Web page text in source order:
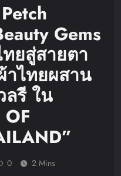
Gems
ยสู่สายตา
าไทยผสาน
ลรี ใน
OF
0 2 Mins